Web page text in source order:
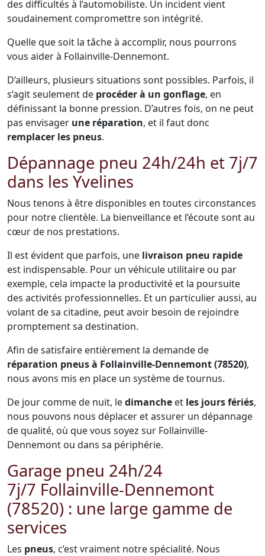
des difficultés à l’automobiliste. Un incident vient
soudainement compromettre son intégrité.
Quelle que soit la tâche à accomplir, nous pourrons
vous aider à Follainville-Dennemont.
D’ailleurs, plusieurs situations sont possibles. Parfois, il
s’agit seulement de procéder à un gonflage, en
définissant la bonne pression. D’autres fois, on ne peut
pas envisager une réparation, et il faut donc
remplacer les pneus.
Dépannage pneu 24h/24h et 7j/7
dans les Yvelines
Nous tenons à être disponibles en toutes circonstances
pour notre clientèle. La bienveillance et l’écoute sont au
cœur de nos prestations.
Il est évident que parfois, une livraison pneu rapide
est indispensable. Pour un véhicule utilitaire ou par
exemple, cela impacte la productivité et la poursuite
des activités professionnelles. Et un particulier aussi, au
volant de sa citadine, peut avoir besoin de rejoindre
promptement sa destination.
Afin de satisfaire entièrement la demande de
réparation pneus à Follainville-Dennemont (78520),
nous avons mis en place un système de tournus.
De jour comme de nuit, ledimanche et les jours fériés,
nous pouvons nous déplacer et assurer un dépannage
de qualité, où que vous soyez sur Follainville-
Dennemont ou dans sa périphérie.
Garage pneu 24h/24
7j/7 Follainville-Dennemont
(78520) : une large gamme de
services
Les pneus, c’est vraiment notre spécialité. Nous